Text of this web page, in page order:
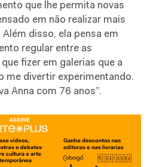
que lhe permita novas
em não realizar mais
disso, ela pensa em
regular entre as
fizer em galerias que a
me divertir experimentando.
Anna com 76 anos”.